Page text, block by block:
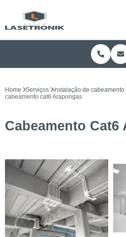
Home Serviços instalação de cabeamento
cabeamento cat6 Arapongas
Cabeamento Cat6